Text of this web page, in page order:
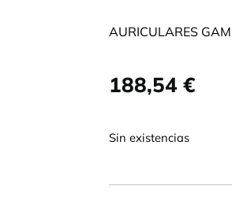
AURICULARES
188,54 €
Sin existencias